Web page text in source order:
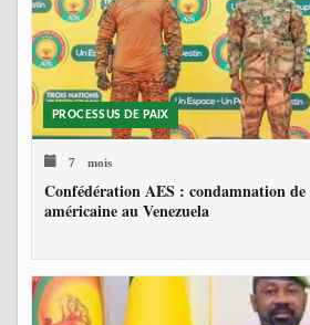
PROCESSUS DE PAIX
7 mois
Confédération AES : condamnation
américaine au Venezuela